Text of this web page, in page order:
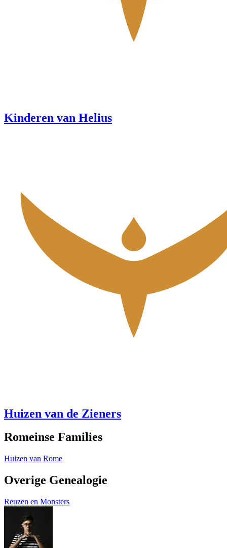
Kinderen van Helius
Huizen van de Zieners
Romeinse Families
Huizen van Rome
Overige Genealogie
Reuzen en Monsters